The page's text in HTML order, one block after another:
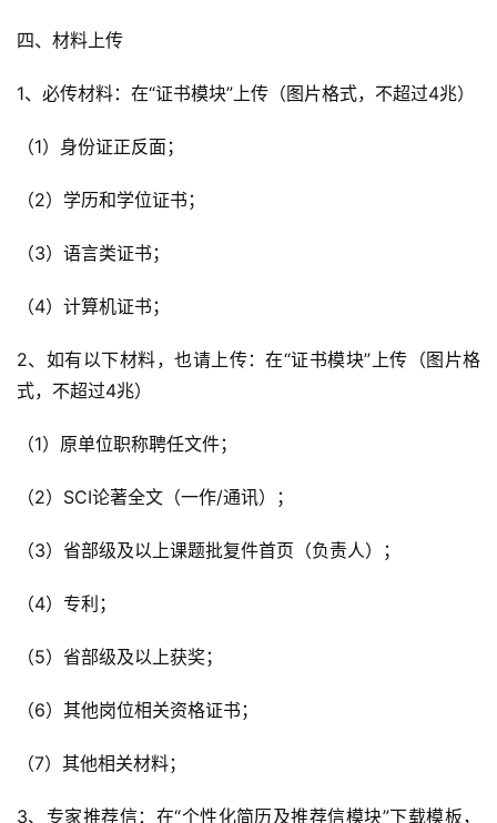
四、材料上传
1、必传材料：在“证书模块”上传（图片格式，不超过4兆）
（1）身份证正反面；
（2）学历和学位证书；
（3）语言类证书；
（4）计算机证书；
2、如有以下材料，也请上传：在“证书模块”上传（图片格
式，不超过4兆）
（1）原单位职称聘任文件；
（2）SCI论著全文（一作/通讯）；
（3）省部级及以上课题批复件首页（负责人）；
（4）专利；
（5）省部级及以上获奖；
（6）其他岗位相关资格证书；
（7）其他相关材料；
3、专家推荐信：在“个性化简历及推荐信模块”下载模板，